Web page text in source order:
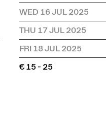
WED 16 JUL 2025
THU 17 JUL 2025
FRI 18 JUL 2025
€ 15 - 25